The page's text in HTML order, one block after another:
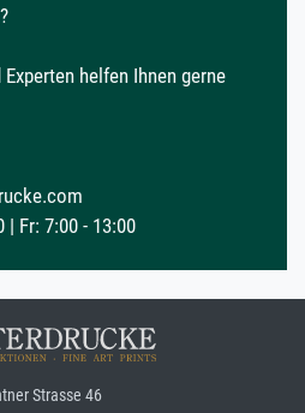
helfen Ihnen gerne
| Fr: 7:00 - 13:00
Strasse 46